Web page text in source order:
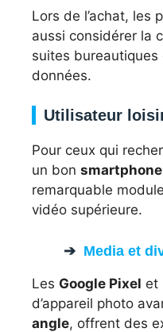
Lors de l’achat, les
aussi considérer la
suites
données.
Utilisateur
Pour ceux qui
un bon smartphone
remarquable module
vidéo supérieure.
Media et
Les Google Pixel et
d’appareil photo
angle, offrent des